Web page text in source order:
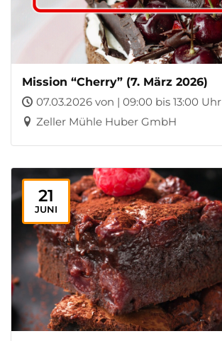
Mission “Cherry” (7. März 2026)
07.03.2026 von | 09:00 bis 13:00 Uhr
Zeller Mühle Huber GmbH
21
JUNI